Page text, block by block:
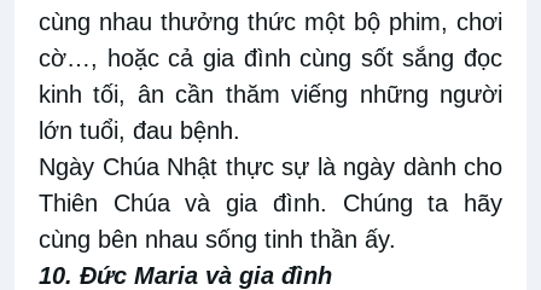
cùng nhau thưởng thức một bộ phim, chơi
cờ…, hoặc cả gia đình cùng sốt sắng đọc
kinh tối, ân cần thăm viếng những người
lớn tuổi, đau bệnh.
Ngày Chúa Nhật thực sự là ngày dành cho
Thiên Chúa và gia đình. Chúng ta hãy
cùng bên nhau sống tinh thần ấy.
10. Đức Maria và gia đình